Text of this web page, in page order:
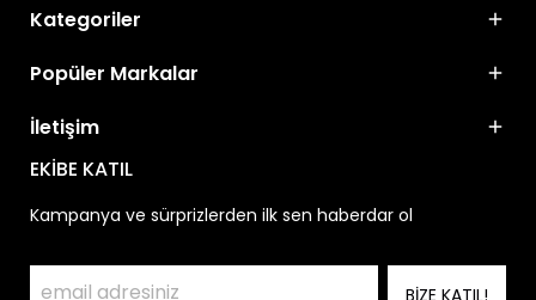
Kategoriler
Popüler Markalar
İletişim
EKİBE KATIL
Kampanya ve sürprizlerden ilk sen haberdar ol
BİZE KATIL!